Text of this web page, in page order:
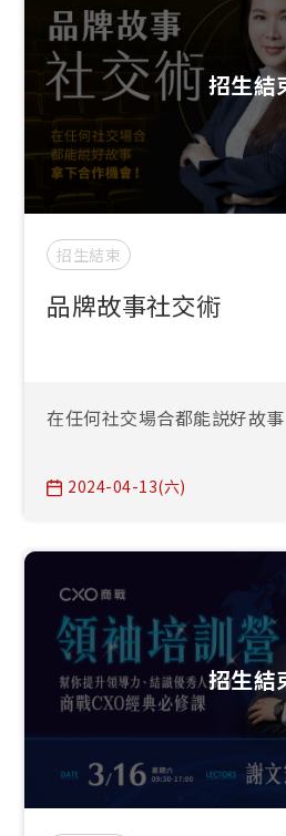
招生結
招生結束
品牌故事社交術
在任何社交場合都能説好故
2024-04-13(六)
招生結